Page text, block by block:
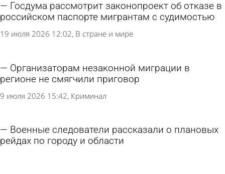
Госдума рассмотрит законопроект об отказе в
российском паспорте мигрантам с судимостью
19 июля 2026 12:02 В стране и мире
Организаторам незаконной миграции в
регионе не смягчили приговор
9 июля 2026 15:42 Криминал
Военные следователи рассказали о плановых
рейдах по городу и области